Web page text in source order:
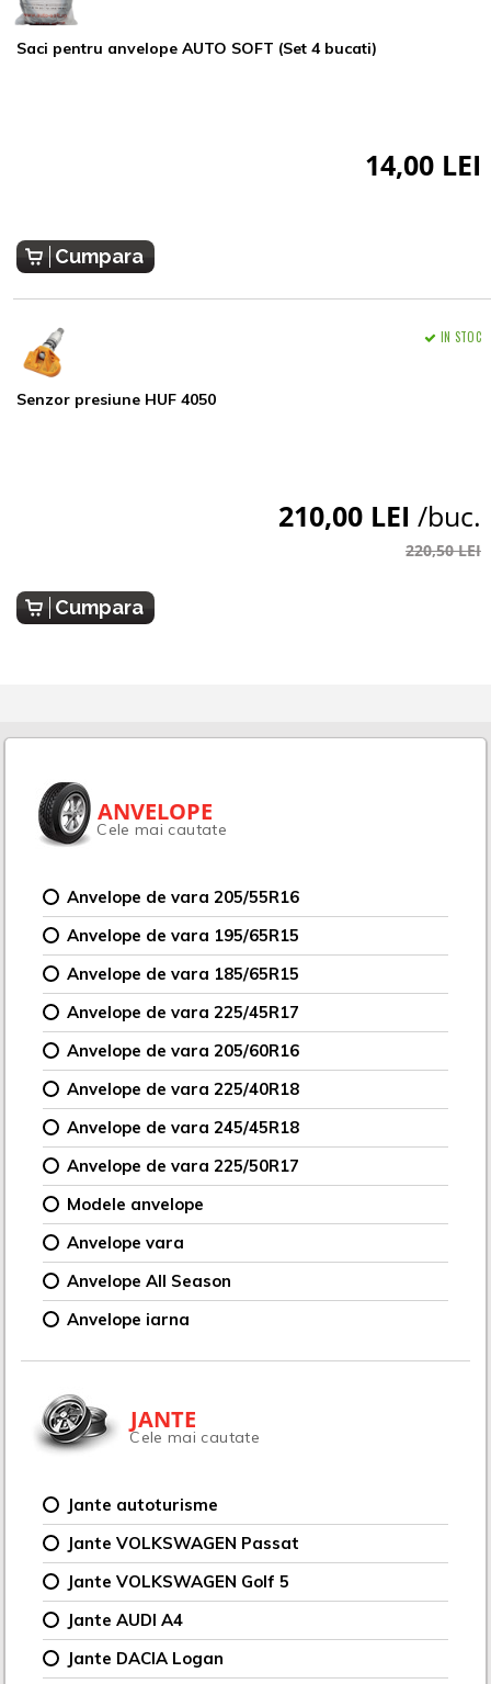
Saci pentru anvelope AUTO SOFT (Set 4 bucati)
14,00 LEI
Cumpara
Senzor presiune HUF 4050
IN STOC
210,00 LEI /buc.
220,50 LEI
Cumpara
ANVELOPE
Cele mai cautate
Anvelope de vara 205/55R16
Anvelope de vara 195/65R15
Anvelope de vara 185/65R15
Anvelope de vara 225/45R17
Anvelope de vara 205/60R16
Anvelope de vara 225/40R18
Anvelope de vara 245/45R18
Anvelope de vara 225/50R17
Modele anvelope
Anvelope vara
Anvelope All Season
Anvelope iarna
JANTE
Cele mai cautate
Jante autoturisme
Jante VOLKSWAGEN Passat
Jante VOLKSWAGEN Golf 5
Jante AUDI A4
Jante DACIA Logan